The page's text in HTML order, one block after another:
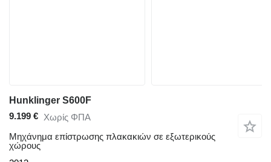
Hunklinger S600F
9.199 € Χωρίς ΦΠΑ
Μηχάνημα επίστρωσης πλακακιών σε εξωτερικούς
χώρους